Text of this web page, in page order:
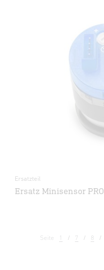
Ersatzteil
Ersatz Minisensor PRO
Seite 1 7 8